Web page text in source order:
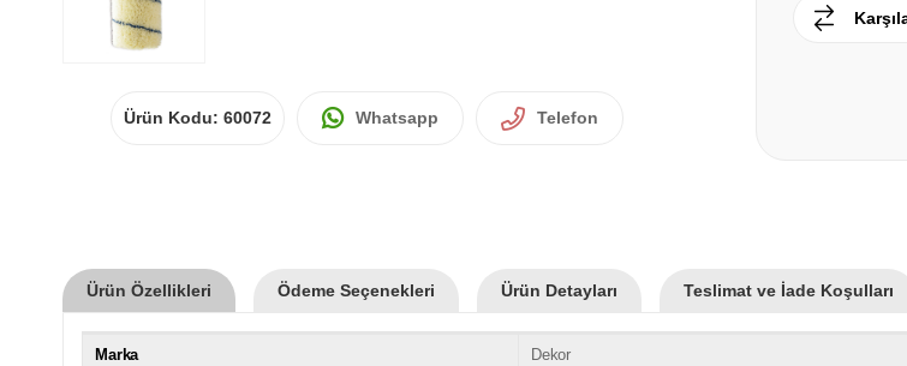
Ürün Kodu: 60072 Whatsapp Telefon
Ürün Özellikleri Ödeme Seçenekleri Ürün Detayları Teslimat ve İade Koşulları
Marka Dekor